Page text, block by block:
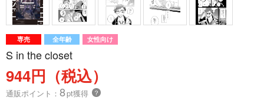
専売 全年齢 女性向け
S in the closet
944円（税込）
通販ポイント： 8pt獲得 ？